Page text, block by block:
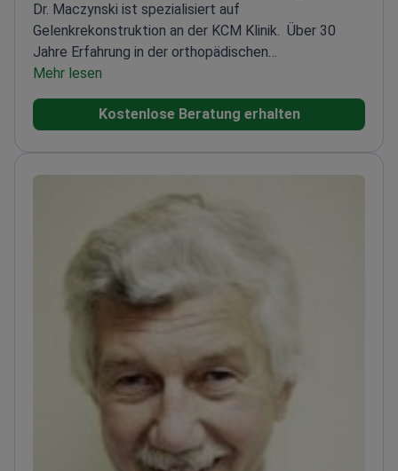
Dr. Maczynski ist spezialisiert auf
Gelenkrekonstruktion an der KCM Klinik. Über 30
Jahre Erfahrung in der orthopädischen
ChirurgieZertifiziert für fortschrittliche Hüft-, Knie-
und Kapoplastik-ImplantateLeiter der Orthopädie am
Regionalkrankenhaus Jelenia Góra Experte für
Mehr lesen
Kostenlose Beratung erhalten